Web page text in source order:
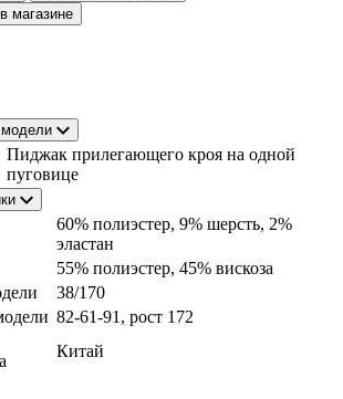
магазине
Пиджак прилегающего кроя на одной
пуговице
60% полиэстер, 9% шерсть, 2%
эластан
55% полиэстер, 45% вискоза
38/170
82-61-91, рост 172
Китай